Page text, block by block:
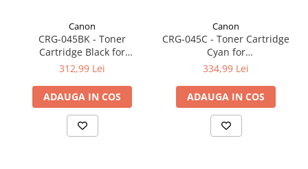
Canon
CRG-045BK - Toner
Cartridge Black for
LBP611Cn/LBP613Cw,
(1.400 pages)
312,99 Lei
ADAUGA IN COS
Canon
CRG-045C - Toner Cartridge
Cyan for
LBP611Cn/LBP613Cw,
(1.300 pages)
334,99 Lei
ADAUGA IN COS